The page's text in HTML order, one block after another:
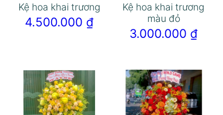
Kệ hoa khai trương
4.500.000 ₫
Kệ hoa khai trương
màu đỏ
3.000.000 ₫